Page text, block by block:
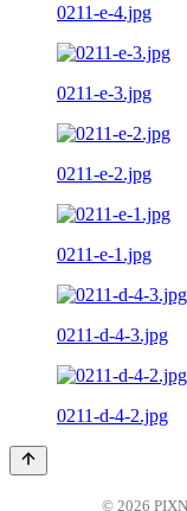
0211-e-4.jpg
0211-e-3.jpg
0211-e-2.jpg
0211-e-1.jpg
0211-d-4-3.jpg
0211-d-4-2.jpg
© 2026